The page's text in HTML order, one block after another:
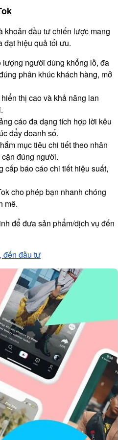
khoản đầu tư chiến lược mang
đạt hiệu quả tối ưu.
lượng người dùng khổng lồ, đa
phân khúc khách hàng, mở
thị cao và khả năng lan
cáo đa dạng tích hợp lời kêu
đẩy doanh số.
mục tiêu chi tiết theo nhân
đúng người.
cấp báo cáo chi tiết hiệu suất,
cho phép bạn nhanh chóng
mẽ.
để đưa sản phẩm/dịch vụ đến
đến đầu tư